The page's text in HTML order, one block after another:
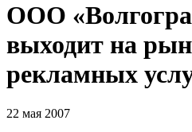
ООО
выходит на
рекламных
22 мая 2007